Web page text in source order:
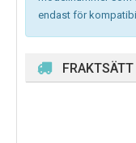
endast för
FRAKTSÄTT